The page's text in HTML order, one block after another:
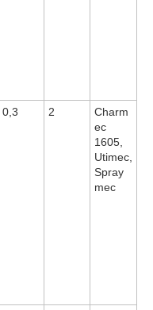
0,3 2
Charm
ec
1605,
Utimec,
Spray
mec